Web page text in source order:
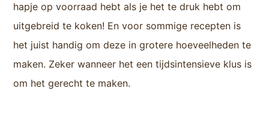
hapje op voorraad hebt als je het te druk hebt om
uitgebreid te koken! En voor sommige recepten is
het juist handig om deze in grotere hoeveelheden te
maken. Zeker wanneer het een tijdsintensieve klus is
om het gerecht te maken.